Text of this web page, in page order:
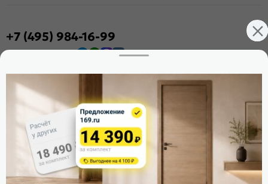
+7 (495) 984-16-99
Стать дилером
Расскажите о нас
Поделиться
Оцените магазин
ИКС 1340